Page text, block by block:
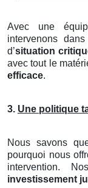
Avec une
intervenons
d’situation
avec tout le
efficace.
3. Une politique
Nous savons
pourquoi nous
intervention.
investissement